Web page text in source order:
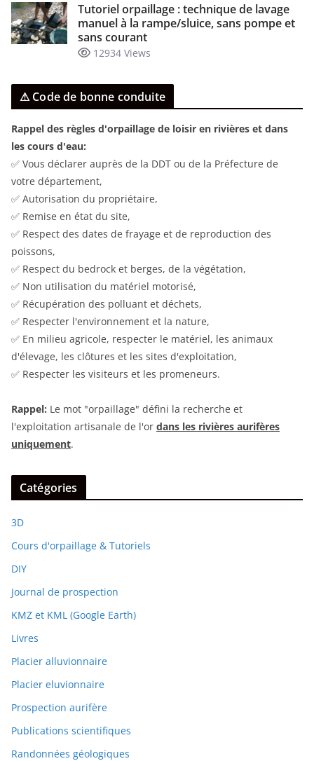
Tutoriel orpaillage : technique de lavage
manuel à la rampe/sluice, sans pompe et
sans courant
12934 Views
⚠ Code de bonne conduite
Rappel des règles d'orpaillage de loisir en rivières et dans
les cours d'eau:
✅ Vous déclarer auprès de la DDT ou de la Préfecture de
votre département,
✅ Autorisation du propriétaire,
✅ Remise en état du site,
✅ Respect des dates de frayage et de reproduction des
poissons,
✅ Respect du bedrock et berges, de la végétation,
✅ Non utilisation du matériel motorisé,
✅ Récupération des polluant et déchets,
✅ Respecter l'environnement et la nature,
✅ En milieu agricole, respecter le matériel, les animaux
d'élevage, les clôtures et les sites d'exploitation,
✅ Respecter les visiteurs et les promeneurs.
Rappel: Le mot "orpaillage" défini la recherche et
l'exploitation artisanale de l'or dans les rivières aurifères
uniquement.
Catégories
3D
Cours d'orpaillage & Tutoriels
DIY
Journal de prospection
KMZ et KML (Google Earth)
Livres
Placier alluvionnaire
Placier eluvionnaire
Prospection aurifère
Publications scientifiques
Randonnées géologiques